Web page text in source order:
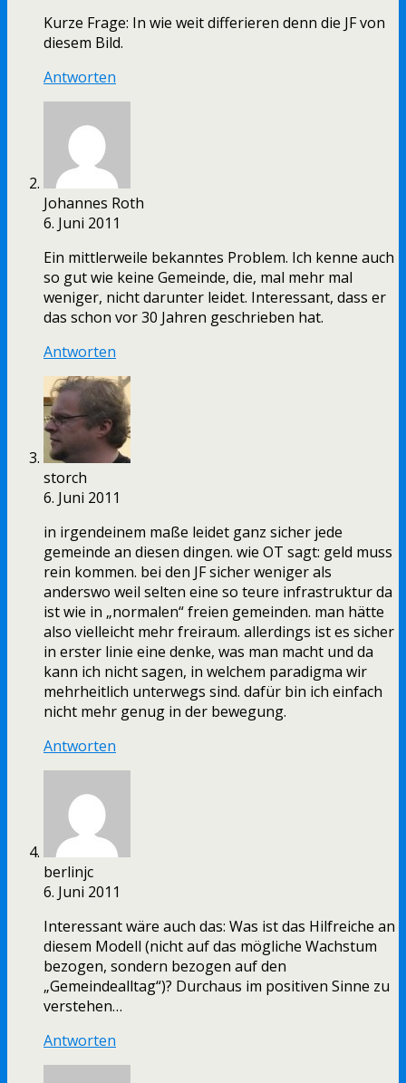
Kurze Frage: In wie weit differieren denn die JF von
diesem Bild.
Antworten
Johannes Roth
6. Juni 2011
Ein mittlerweile bekanntes Problem. Ich kenne auch
so gut wie keine Gemeinde, die, mal mehr mal
weniger, nicht darunter leidet. Interessant, dass er
das schon vor 30 Jahren geschrieben hat.
Antworten
storch
6. Juni 2011
in irgendeinem maße leidet ganz sicher jede
gemeinde an diesen dingen. wie OT sagt: geld muss
rein kommen. bei den JF sicher weniger als
anderswo weil selten eine so teure infrastruktur da
ist wie in „normalen“ freien gemeinden. man hätte
also vielleicht mehr freiraum. allerdings ist es sicher
in erster linie eine denke, was man macht und da
kann ich nicht sagen, in welchem paradigma wir
mehrheitlich unterwegs sind. dafür bin ich einfach
nicht mehr genug in der bewegung.
Antworten
berlinjc
6. Juni 2011
Interessant wäre auch das: Was ist das Hilfreiche an
diesem Modell (nicht auf das mögliche Wachstum
bezogen, sondern bezogen auf den
„Gemeindealltag“)? Durchaus im positiven Sinne zu
verstehen…
Antworten